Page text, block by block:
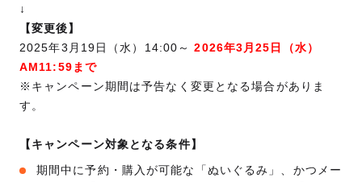
↓
【変更後】
2025年3月19日（水）14:00～2026年3月25日（水）
AM11:59まで
※キャンペーン期間は予告なく変更となる場合がありま
す。
【キャンペーン対象となる条件】
期間中に予約・購入が可能な「ぬいぐるみ」、かつメー